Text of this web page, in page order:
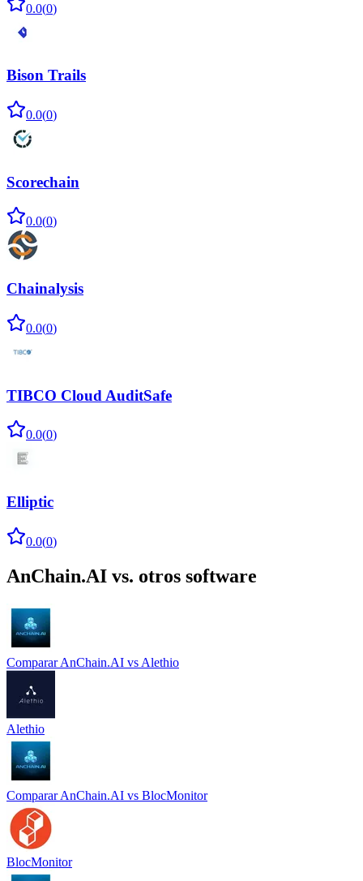
0.0(0)
Bison Trails
0.0(0)
Scorechain
0.0(0)
Chainalysis
0.0(0)
TIBCO Cloud AuditSafe
0.0(0)
Elliptic
0.0(0)
AnChain.AI vs. otros software
Comparar AnChain.AI vs Alethio
Alethio
Comparar AnChain.AI vs BlocMonitor
BlocMonitor